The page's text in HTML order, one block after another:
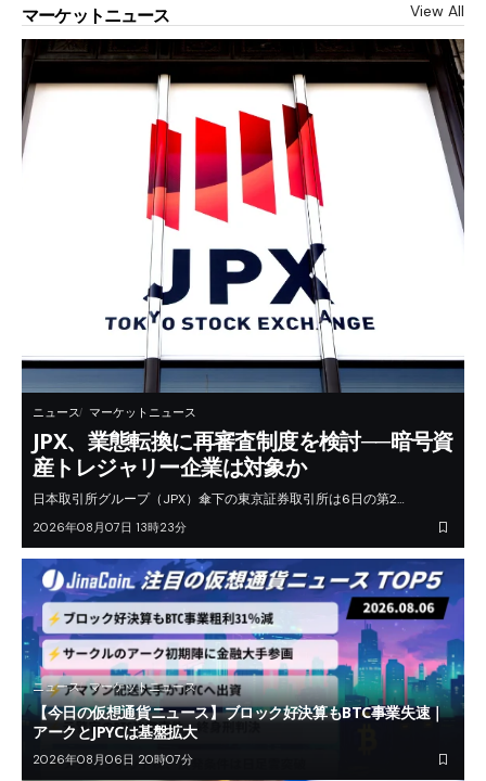
マーケットニュース View All
ニュース マーケットニュース
JPX、業態転換に再審査制度を検討──暗号資
産トレジャリー企業は対象か
日本取引所グループ（JPX）傘下の東京証券取引所は6日の第2…
2026年08月07日 13時23分
ニュース マーケットニュース
【今日の仮想通貨ニュース】ブロック好決算もBTC事業失速｜
アークとJPYCは基盤拡大
2026年08月06日 20時07分